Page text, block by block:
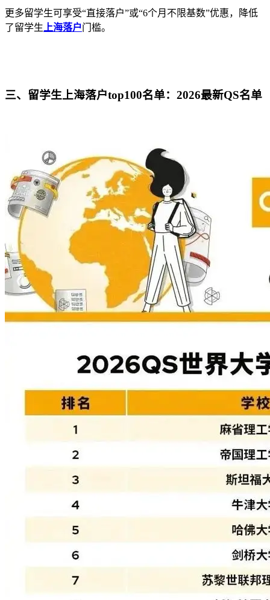
更多留学生可享受“直接落户”或“6个月不限基数”优惠，降低
了留学生 上海落户门槛。
三、留学生上海落户top100名单：2026最新QS名单